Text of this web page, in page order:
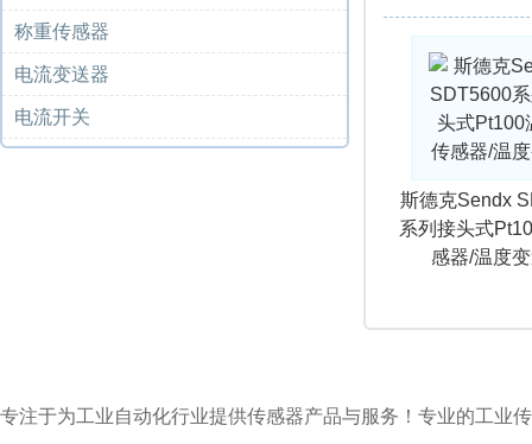
斯德克Sendx
系列接头式
感器/温度
称重传感器
电流变送器
电流开关
专注于为工业自动化行业提供传感器产品与服务！专业的工业